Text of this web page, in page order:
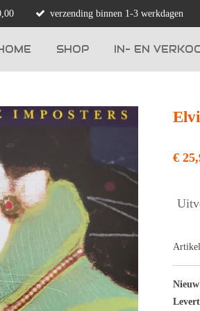
verzending binnen 1-3 werkdagen
SHOP IN- EN
€